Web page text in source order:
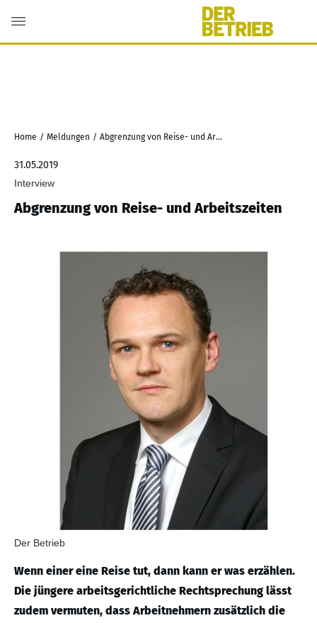
Home / Meldungen / Abgrenzung von Reise- und Arbeitszeiten
31.05.2019
Interview
Abgrenzung von Reise- und Arbeitszeiten
Der Betrieb
Wenn einer eine Reise tut, dann kann er was erzählen.
Die jüngere arbeitsgerichtliche Rechtsprechung lässt
zudem vermuten, dass Arbeitnehmern zusätzlich die